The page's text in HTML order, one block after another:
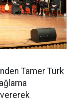
Tamer Türk
vererek